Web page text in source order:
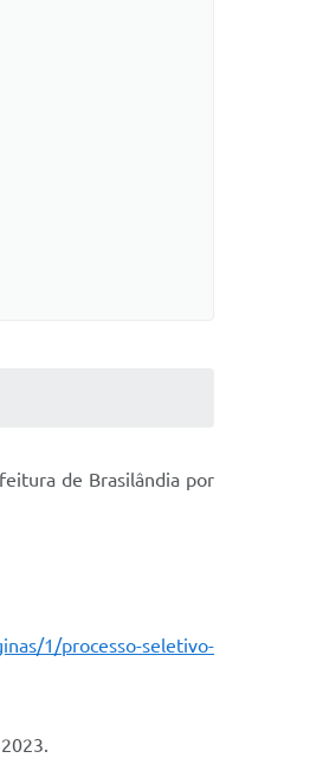
de Brasilândia por
1/processo-seletivo-